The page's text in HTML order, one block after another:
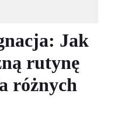
Jak
rutynę
różnych